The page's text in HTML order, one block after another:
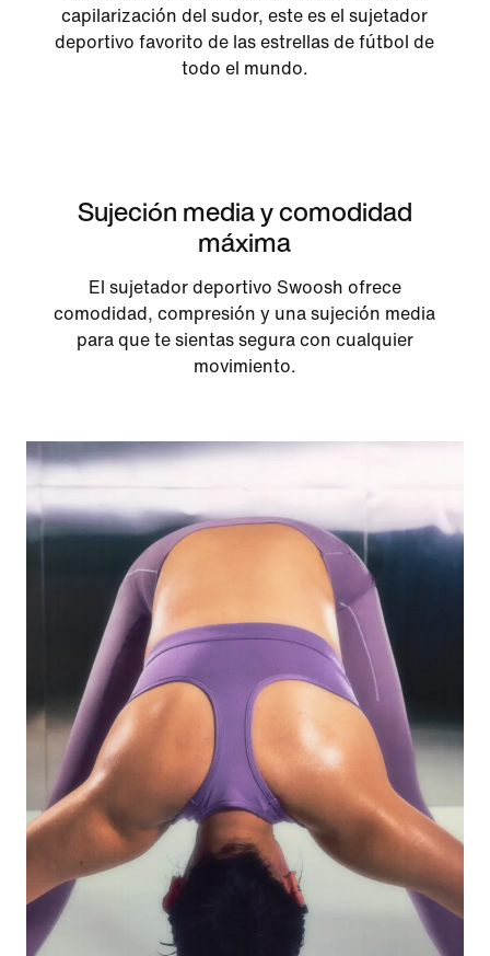
capilarización del sudor, este es el sujetador
deportivo favorito de las estrellas de fútbol de
todo el mundo.
Sujeción media y comodidad
máxima
El sujetador deportivo Swoosh ofrece
comodidad, compresión y una sujeción media
para que te sientas segura con cualquier
movimiento.